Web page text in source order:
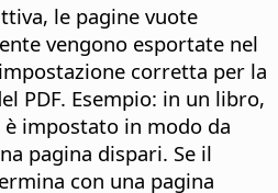
le pagine vuote
vengono esportate nel
corretta per la
PDF. Esempio: in un libro,
impostato in modo da
pagina dispari. Se il
con una pagina